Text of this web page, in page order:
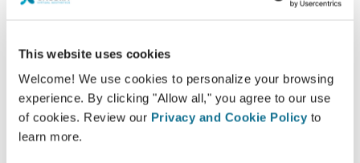
This website uses cookies
Welcome! We use cookies to personalize your browsing
experience. By clicking "Allow all," you agree to our use
of cookies. Review our Privacy and Cookie Policy to
learn more.
Hoe verloopt een 3D consult?
Tijdens uw volgende bezoek ontdekt u uw "nieuwe ik"
terwijl u advies krijgt vanSalah Aldekhayel